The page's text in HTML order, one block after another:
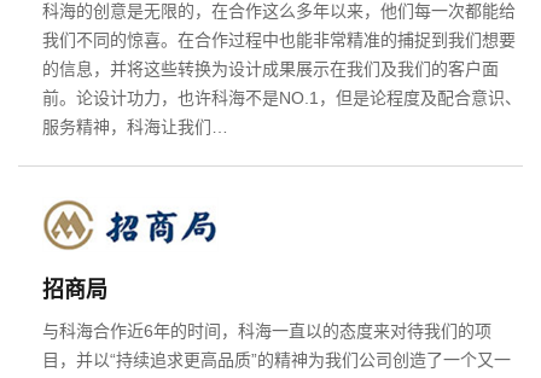
科海的创意是无限的，在合作这么多年以来，他们每一次都能给
我们不同的惊喜。在合作过程中也能非常精准的捕捉到我们想要
的信息，并将这些转换为设计成果展示在我们及我们的客户面
前。论设计功力，也许科海不是NO.1，但是论程度及配合意识、
服务精神，科海让我们…
招商局
与科海合作近6年的时间，科海一直以的态度来对待我们的项
目，并以“持续追求更高品质”的精神为我们公司创造了一个又一
GEO生成式引擎优化 · 外贸独立站建设 ·
英文及多语言网站建设
网站运维与内容优化